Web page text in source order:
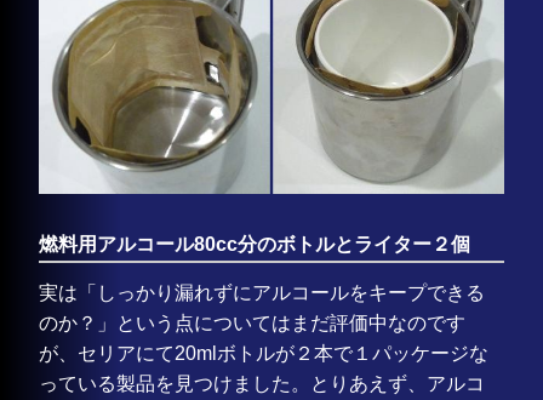
燃料用アルコール80cc分のボトルとライター２個
実は「しっかり漏れずにアルコールをキープできる
のか？」という点についてはまだ評価中なのです
が、セリアにて20mlボトルが２本で１パッケージな
っている製品を見つけました。とりあえず、アルコ